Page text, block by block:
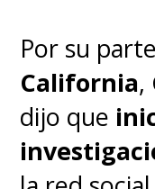
dispositivos
restricción
aplicación,
volverá
Por su
California,
dijo que